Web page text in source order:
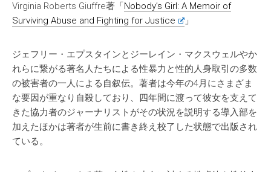
Virginia Roberts Giuffre著「Nobody’s Girl: A Memoir of
Surviving Abuse and Fighting for Justice
」
ジェフリー・エプスタインとジーレイン・マクスウェルやか
れらに繋がる著名人たちによる性暴力と性的人身取引の多数
の被害者の一人による自叙伝。著者は今年の4月にさまざま
な要因が重なり自殺しており、四年間に渡って彼女を支えて
きた協力者のジャーナリストがその状況を説明する導入部を
加えたほかは著者が生前に書き終え校了した状態で出版され
ている。